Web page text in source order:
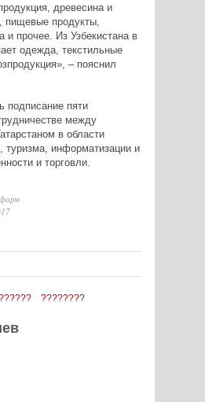
древесина и
пищевые продукты,
прочее. Из Узбекистана в
одежда, текстильные
– пояснил
подписание пяти
между
в области
туризма, информатизации и
и торговли.
????????